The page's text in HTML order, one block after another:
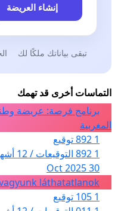
إنشاء العريضة
تبقى بياناتك ملكًا لك
التماسات أخرى قد تهمك
برنامج فرصة: عريضة
المغربية
1 892 توقيع
1 892 التوقيعات / 12 أشهر
30 Oct 2025
láthatatlanok!
1 105 توقيع